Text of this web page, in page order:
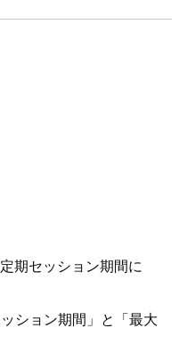
期セッション期間に
ション期間」と「最大